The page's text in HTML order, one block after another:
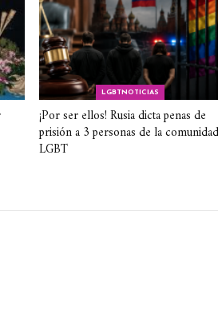
LGBTNOTICIAS
¡Por ser ellos! Rusia dicta penas de
prisión a 3 personas de la comunidad
LGBT